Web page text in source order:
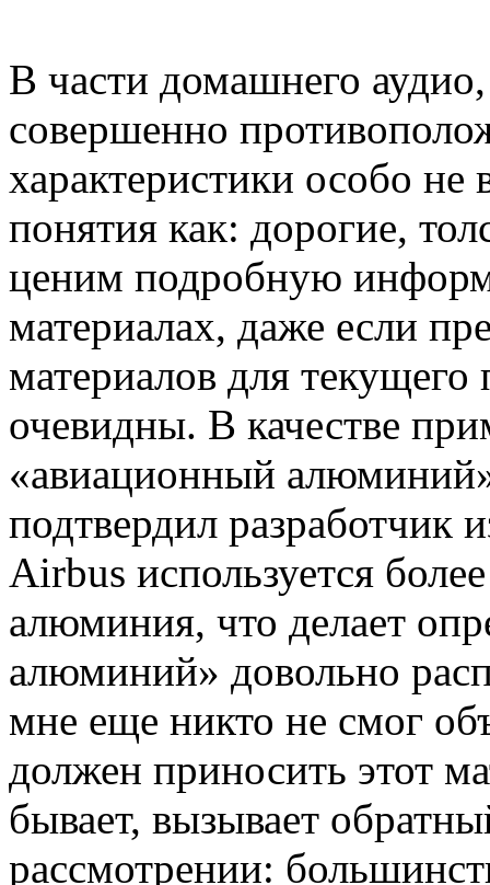
В части домашнего
совершенно
характеристики особо
понятия как: дорогие,
ценим подробную
материалах, даже если
материалов для
очевидны. В качестве
«авиационный
подтвердил разработчик
Airbus используется
алюминия, что делает
алюминий» довольно
мне еще никто не смог
должен приносить этот
бывает, вызывает
рассмотрении: